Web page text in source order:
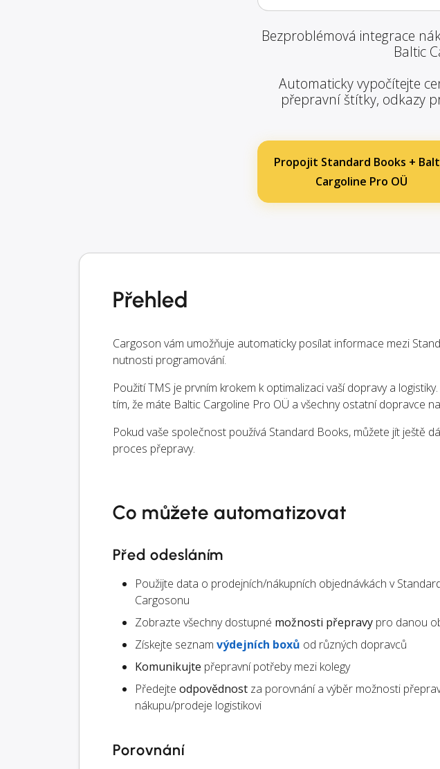
Bezproblémová integrace
Baltic
Automaticky vypočítejte
přepravní štítky, odkazy
Propojit Standard Books +
Cargoline Pro OÜ
Přehled
Cargoson vám umožňuje automaticky posílat informace mezi
nutnosti programování.
Použití TMS je prvním krokem k optimalizaci vaší dopravy a
tím, že máte Baltic Cargoline Pro OÜ a všechny ostatní dopravce
Pokud vaše společnost používá Standard Books, můžete jít ještě
proces přepravy.
Co můžete automatizovat
Před odesláním
Použijte data o prodejních/nákupních objednávkách v
Cargosonu
Zobrazte všechny dostupné možnosti přepravy pro danou
Získejte seznam výdejních boxů od různých dopravců
Komunikujte přepravní potřeby mezi kolegy
Předejte odpovědnost za porovnání a výběr možnosti
nákupu/prodeje logistikovi
Porovnání